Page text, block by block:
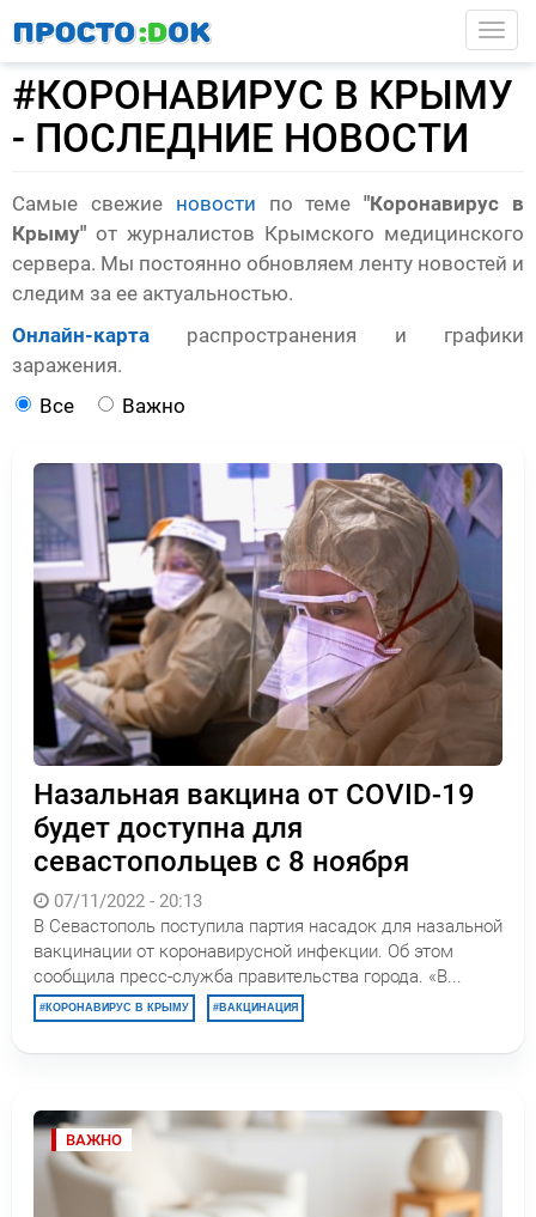
основному
содержанию
#КОРОНАВИРУС В КРЫМУ
- ПОСЛЕДНИЕ НОВОСТИ
Самые свежие новости по теме"Коронавирус в
Крыму" от журналистов Крымского медицинского
сервера. Мы постоянно обновляем ленту новостей и
следим за ее актуальностью.
Онлайн-карта распространения и графики
заражения.
Все
Важно
Назальная вакцина от COVID-19
будет доступна для
севастопольцев с 8 ноября
07/11/2022 - 20:13
В Севастополь поступила партия насадок для назальной
вакцинации от коронавирусной инфекции. Об этом
сообщила пресс-служба правительства города. «В...
КОРОНАВИРУС В КРЫМУ ВАКЦИНАЦИЯ
ВАЖНО